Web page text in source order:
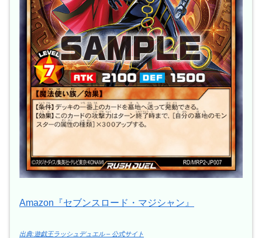
Amazon『セブンスロード・マジシャン』
出典:遊戯王ラッシュデュエル – 公式サイト